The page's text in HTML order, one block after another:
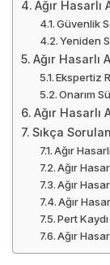
Ağır Hasarlı
Güvenlik
Yeniden
Ağır Hasarlı
Ekspertiz
Onarım
Ağır Hasarlı
Sıkça
Ağır
Ağır
Ağır
Ağır
Pert
Ağır